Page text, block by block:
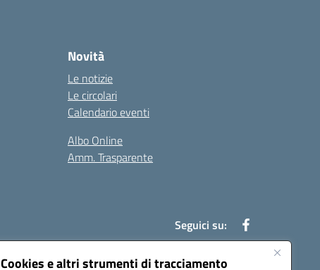
Cookies e altri strumenti di tracciamento
Novità
Le notizie
Le circolari
Calendario eventi
Albo Online
Amm. Trasparente
Seguici su: